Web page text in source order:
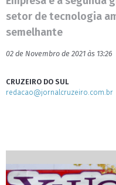
setor de tecnologia
semelhante
02 de Novembro de 2021 às 13:26
CRUZEIRO DO SUL
redacao@jornalcruzeiro.com.br